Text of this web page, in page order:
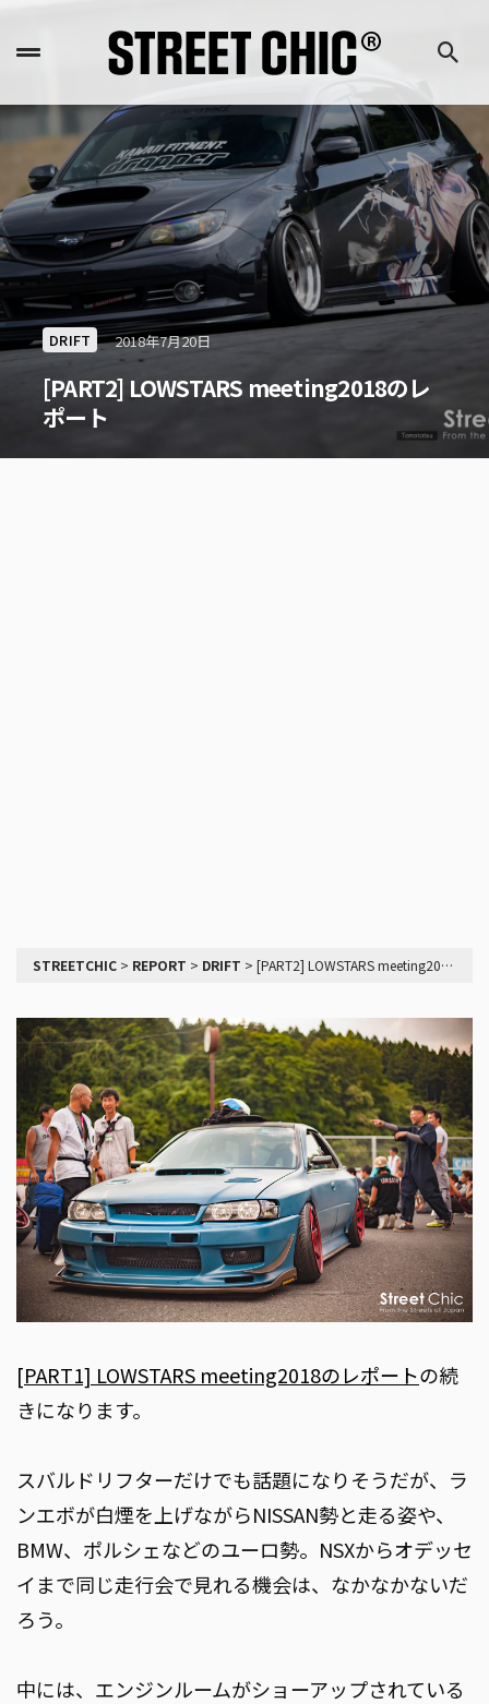
DRIFT 2018年7月20日
[PART2] LOWSTARS meeting2018のレ
ポート
STREETCHIC > REPORT > DRIFT > [PART2] LOWSTARS meeting2018のレポート
[PART1] LOWSTARS meeting2018のレポートの続
きになります。
スバルドリフターだけでも話題になりそうだが、ラ
ンエボが白煙を上げながらNISSAN勢と走る姿や、
BMW、ポルシェなどのユーロ勢。NSXからオデッセ
イまで同じ走行会で見れる機会は、なかなかないだ
ろう。
中には、エンジンルームがショーアップされている